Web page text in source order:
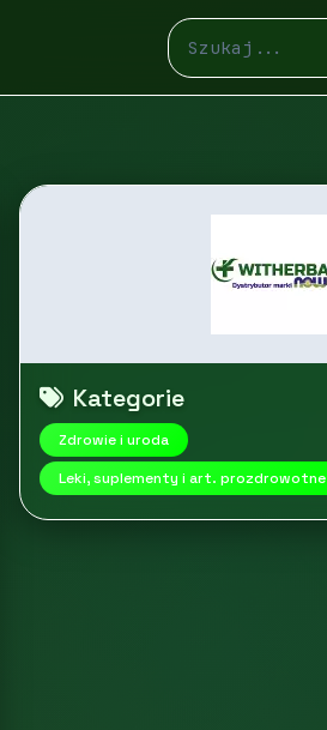
Kategorie
Zdrowie i uroda
Leki, suplementy i art. prozdrowotne